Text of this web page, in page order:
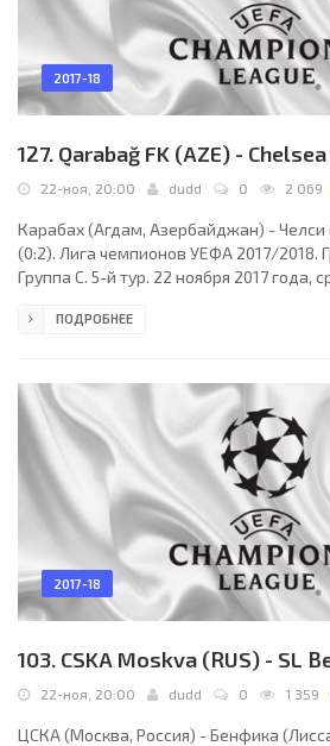
2017-18
127. Qarabağ FK (AZE) -
22-ноя, 20:00 dudd 0 2 069
Карабах (Агдам, Азербайджан) - Челси
(0:2). Лига чемпионов УЕФА 2017/2018.
Группа C. 5-й тур. 22 ноября 2017 года,
зрителей (96 % при вместимости
Резервный арбитр: Нуну Перейра
Дополнительные ассистенты
ПОДРОБНЕЕ
2017-18
103. CSKA Moskva (RUS) - SL
22-ноя, 20:00 dudd 0 1 359
ЦСКА (Москва, Россия) - Бенфика